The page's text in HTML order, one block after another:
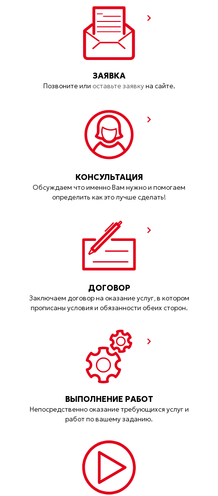
ЗАЯВКА
Позвоните или оставьте заявкуна сайте.
КОНСУЛЬТАЦИЯ
Обсуждаем что именно Вам нужно и помогаем
определить как это лучше сделать!
ДОГОВОР
Заключаем договор на оказание услуг, в котором
прописаны условия и обязанности обеих сторон.
ВЫПОЛНЕНИЕ РАБОТ
Непосредственно оказание требующихся услуг и
работ по вашему заданию.